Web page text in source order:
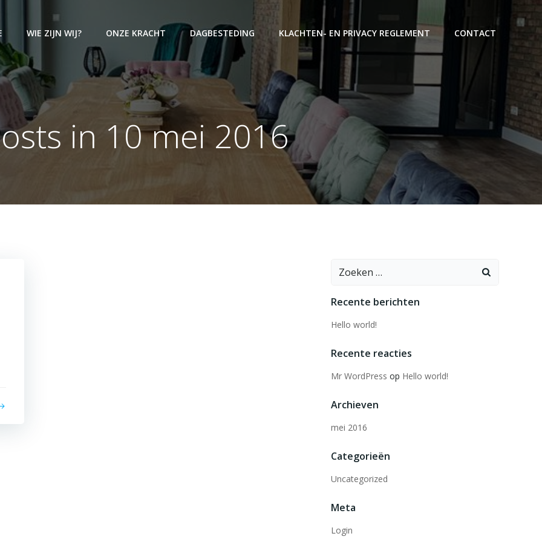
WIE ZIJN WIJ? ONZE KRACHT DAGBESTEDING KLACHTEN- EN PRIVACY REGLEMENT CONTACT
in 10 mei 2016
Zoeken
Recente berichten
Hello world!
Recente reacties
Mr WordPress op Hello world!
Archieven
mei 2016
Categorieën
Uncategorized
Meta
Login